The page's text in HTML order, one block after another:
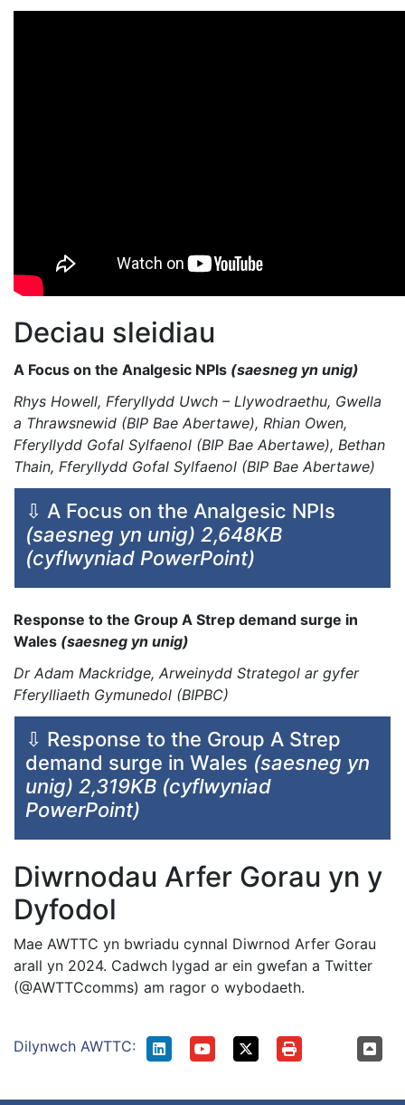
Deciau sleidiau
A Focus on the Analgesic NPIs (saesneg yn unig)
Rhys Howell, Fferyllydd Uwch – Llywodraethu, Gwella
a Thrawsnewid (BIP Bae Abertawe), Rhian Owen,
Fferyllydd Gofal Sylfaenol (BIP Bae Abertawe), Bethan
Thain, Fferyllydd Gofal Sylfaenol (BIP Bae Abertawe)
⇩ A Focus on the Analgesic NPIs
(saesneg yn unig) 2,648KB
(cyflwyniad PowerPoint)
Response to the Group A Strep demand surge in
Wales (saesneg yn unig)
Dr Adam Mackridge, Arweinydd Strategol ar gyfer
Fferylliaeth Gymunedol (BIPBC)
⇩ Response to the Group A Strep
demand surge in Wales (saesneg yn
unig) 2,319KB (cyflwyniad
PowerPoint)
Diwrnodau Arfer Gorau yn y
Dyfodol
Mae AWTTC yn bwriadu cynnal Diwrnod Arfer Gorau
arall yn 2024. Cadwch lygad ar ein gwefan a Twitter
(@AWTTCcomms) am ragor o wybodaeth.
Dilynwch AWTTC: